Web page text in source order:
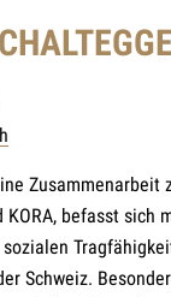
Zusammenarbeit
befasst sich
Schweiz.